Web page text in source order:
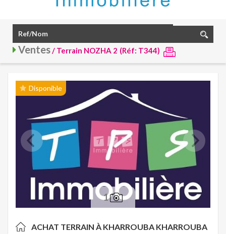
Ventes/ Terrain NOZHA 2 (Réf: T344)
Disponible
1
ACHAT TERRAIN À KHARROUBA KHARROUBA